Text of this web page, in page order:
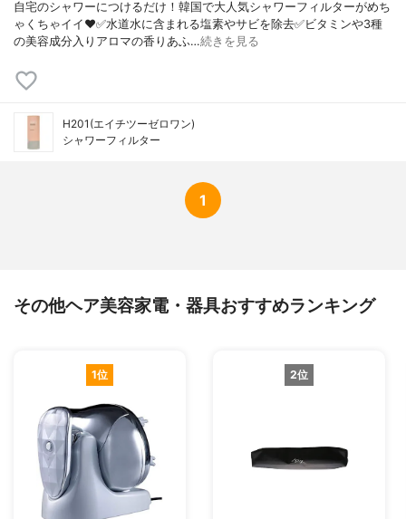
自宅のシャワーにつけるだけ！韓国で大人気シャワーフィルターがめち
ゃくちゃイイ❤️✅水道水に含まれる塩素やサビを除去✅ビタミンや3種
の美容成分入りアロマの香りあふ…続きを見る
H201(エイチツーゼロワン)
シャワーフィルター
1
その他ヘア美容家電・器具おすすめランキング
1位 2位